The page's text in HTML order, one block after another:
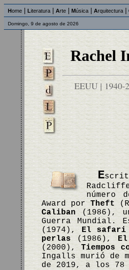
Home Literatura Arte Música Arquitectura
Domingo, 9 de agosto de 2026
Rachel
EEUU | 1940-
E
número
Award porTheft
Caliban (1986),
Guerra Mundial.
(1974), El safari
perlas (1986),
(2000), Tiempos
Ingalls murió de
de 2019, a los